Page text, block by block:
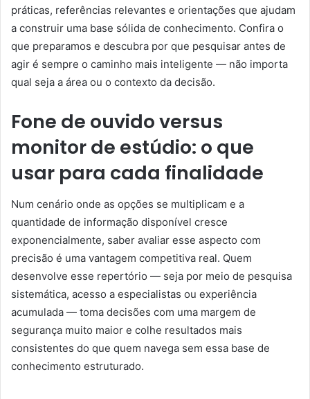
práticas, referências relevantes e orientações que ajudam
a construir uma base sólida de conhecimento. Confira o
que preparamos e descubra por que pesquisar antes de
agir é sempre o caminho mais inteligente — não importa
qual seja a área ou o contexto da decisão.
Fone de ouvido versus
monitor de estúdio: o que
usar para cada finalidade
Num cenário onde as opções se multiplicam e a
quantidade de informação disponível cresce
exponencialmente, saber avaliar esse aspecto com
precisão é uma vantagem competitiva real. Quem
desenvolve esse repertório — seja por meio de pesquisa
sistemática, acesso a especialistas ou experiência
acumulada — toma decisões com uma margem de
segurança muito maior e colhe resultados mais
consistentes do que quem navega sem essa base de
conhecimento estruturado.